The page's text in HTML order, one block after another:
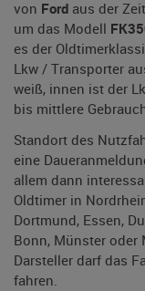
von Ford aus der
um das Modell
es der
Lkw / Transporter
weiß, innen ist der
bis mittlere
Standort des
eine
allem dann
Oldtimer in
Dortmund, Essen,
Bonn, Münster oder
Darsteller darf das
fahren.